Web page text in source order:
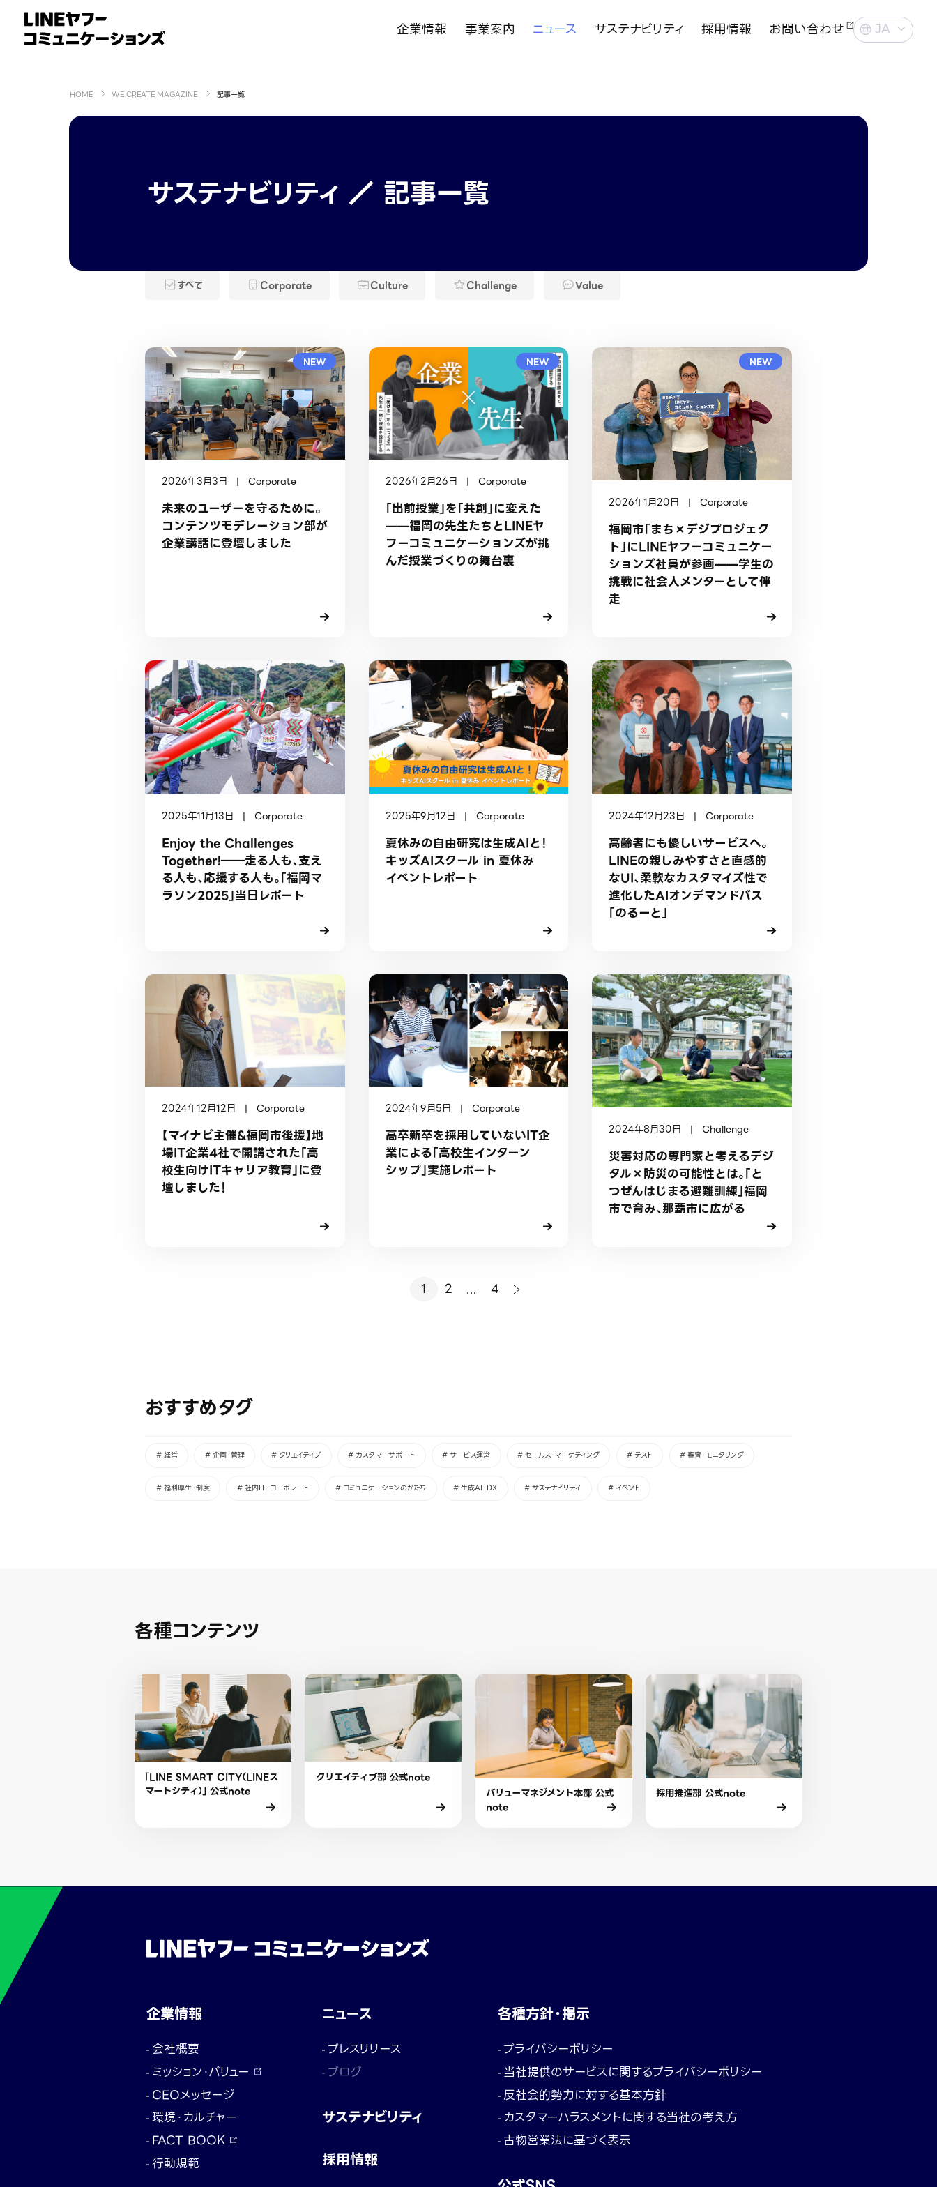
企業情報 事業案内 ニュース サステナビリティ 採用情報 お問い合わせ
HOME WE CREATE MAGAZINE 記事一覧
サステナビリティ ／ 記事一覧
すべて Corporate Culture Challenge Value
NEW
2026年3月3日 | Corporate
未来のユーザーを守るために。
コンテンツモデレーション部が
企業講話に登壇しました
NEW
2026年2月26日 | Corporate
「出前授業」を「共創」に変えた
——福岡の先生たちとLINEヤ
フーコミュニケーションズが挑
んだ授業づくりの舞台裏
NEW
2026年1月20日 | Corporate
福岡市「まち×デジプロジェク
ト」にLINEヤフーコミュニケー
ションズ社員が参画——学生の
挑戦に社会人メンターとして伴
走
2025年11月13日 | Corporate
Enjoy the Challenges
Together!――走る人も、支え
る人も、応援する人も。「福岡マ
ラソン2025」当日レポート
2025年9月12日 | Corporate
夏休みの自由研究は生成AIと！
キッズAIスクール in 夏休み
イベントレポート
2024年12月23日 | Corporate
高齢者にも優しいサービスへ。
LINEの親しみやすさと直感的
なUI、柔軟なカスタマイズ性で
進化したAIオンデマンドバス
「のるーと」
2024年12月12日 | Corporate
【マイナビ主催&福岡市後援】地
場IT企業4社で開講された「高
校生向けITキャリア教育」に登
壇しました！
2024年9月5日 | Corporate
高卒新卒を採用していないIT企
業による「高校生インターン
シップ」実施レポート
2024年8月30日 | Challenge
災害対応の専門家と考えるデジ
タル×防災の可能性とは。「と
つぜんはじまる避難訓練」福岡
市で育み、那覇市に広がる
1 2 ... 4
おすすめタグ
# 経営 # 企画・管理 # クリエイティブ # カスタマーサポート # サービス運営 # セールス・マーケティング # テスト # 審査・モニタリング
# 福利厚生・制度 # 社内IT・コーポレート # コミュニケーションのかたち # 生成AI・DX # サステナビリティ # イベント
各種コンテンツ
「LINE SMART CITY（LINEス
マートシティ）」 公式note
クリエイティブ部 公式note
バリューマネジメント本部 公式
note
採用推進部 公式note
企業情報
会社概要
ミッション・バリュー
CEOメッセージ
環境・カルチャー
FACT BOOK
行動規範
ニュース
プレスリリース
ブログ
サステナビリティ
採用情報
各種方針・掲示
プライバシーポリシー
当社提供のサービスに関するプライバシーポリシー
反社会的勢力に対する基本方針
カスタマーハラスメントに関する当社の考え方
古物営業法に基づく表示